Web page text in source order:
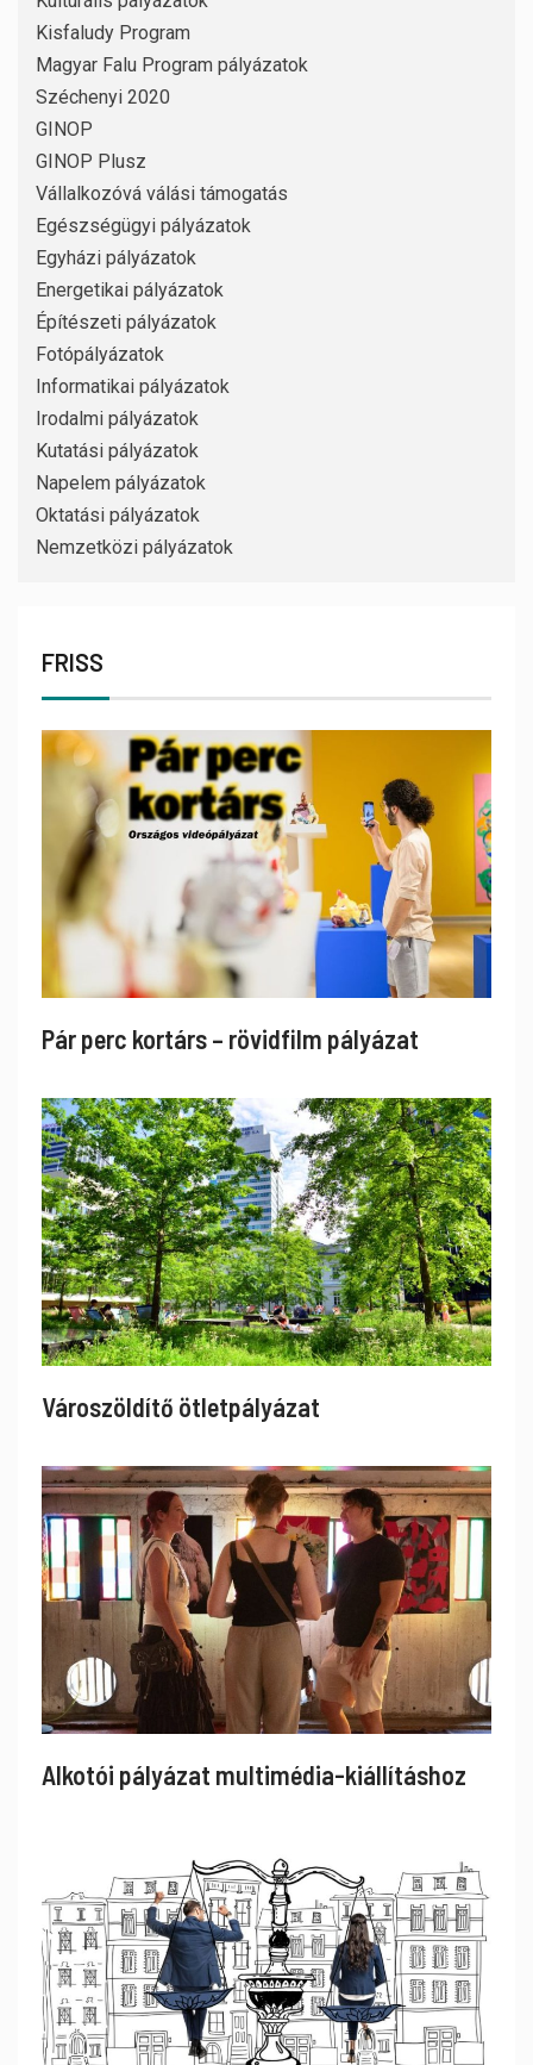
Kisfaludy Program
Magyar Falu Program pályázatok
Széchenyi 2020
GINOP
GINOP Plusz
Vállalkozóvá válási támogatás
Egészségügyi pályázatok
Egyházi pályázatok
Energetikai pályázatok
Építészeti pályázatok
Fotópályázatok
Informatikai pályázatok
Irodalmi pályázatok
Kutatási pályázatok
Napelem pályázatok
Oktatási pályázatok
Nemzetközi pályázatok
FRISS
Pár perc kortárs – rövidfilm pályázat
Városzöldítő ötletpályázat
Alkotói pályázat multimédia-kiállításhoz